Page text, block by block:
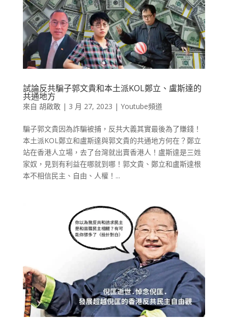
試論反共騙子郭文貴和本土派KOL鄭立、盧斯達的
共通地方
來自 胡啟敢| 3 月 27, 2023 | Youtube頻道
騙子郭文貴因為詐騙被捕，反共大義其實最後為了賺錢！
本土派KOL鄭立和盧斯達與郭文貴的共通地方何在？鄭立
站在香港人立場，去了台灣就出賣香港人！盧斯達是三姓
家奴，見到有利益在哪就到哪！郭文貴、鄭立和盧斯達根
本不相信民主、自由、人權！...